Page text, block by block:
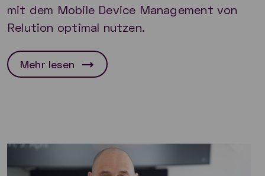
mit dem Mobile Device Management von
Relution optimal nutzen.
Mehr lesen